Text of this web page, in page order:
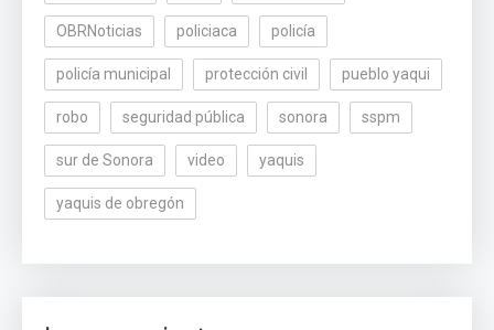
OBRNoticias policiaca policía
policía municipal protección civil pueblo yaqui
robo seguridad pública sonora sspm
sur de Sonora video yaquis
yaquis de obregón